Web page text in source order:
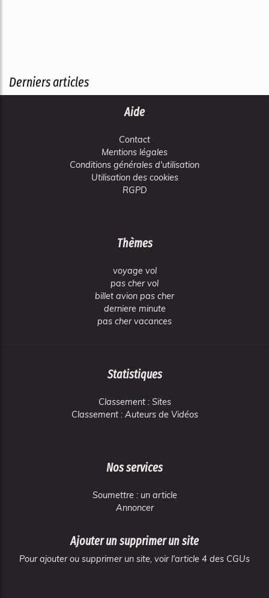
Derniers articles
Aide
Contact
Mentions légales
Conditions générales d'utilisation
Utilisation des cookies
RGPD
Thèmes
voyage vol
pas cher vol
billet avion pas cher
derniere minute
pas cher vacances
Statistiques
Classement : Sites
Classement : Auteurs de Vidéos
Nos services
Soumettre : un article
Annoncer
Ajouter un supprimer un site
Pour ajouter ou supprimer un site, voir l'article 4 des CGUs